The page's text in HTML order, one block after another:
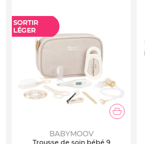
BABYMOOV
Trousse de soin bébé 9